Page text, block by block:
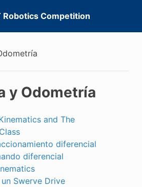
Robotics Competition
y Odometría
and The
diferencial
diferencial
Swerve Drive